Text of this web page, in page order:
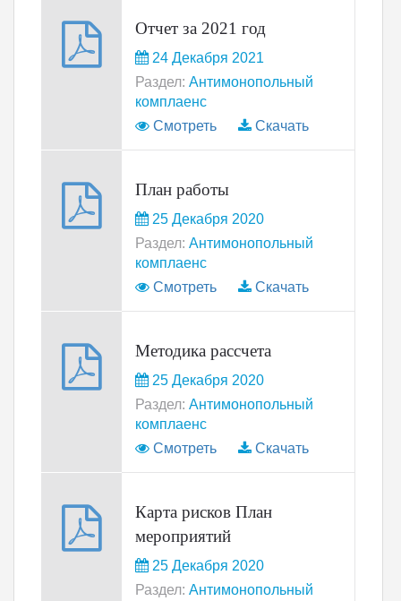
Отчет за 2021 год
24 Декабря 2021
Раздел: Антимонопольный
комплаенс
Смотреть
Скачать
План работы
25 Декабря 2020
Раздел: Антимонопольный
комплаенс
Смотреть
Скачать
Методика рассчета
25 Декабря 2020
Раздел: Антимонопольный
комплаенс
Смотреть
Скачать
Карта рисков План
мероприятий
25 Декабря 2020
Раздел: Антимонопольный